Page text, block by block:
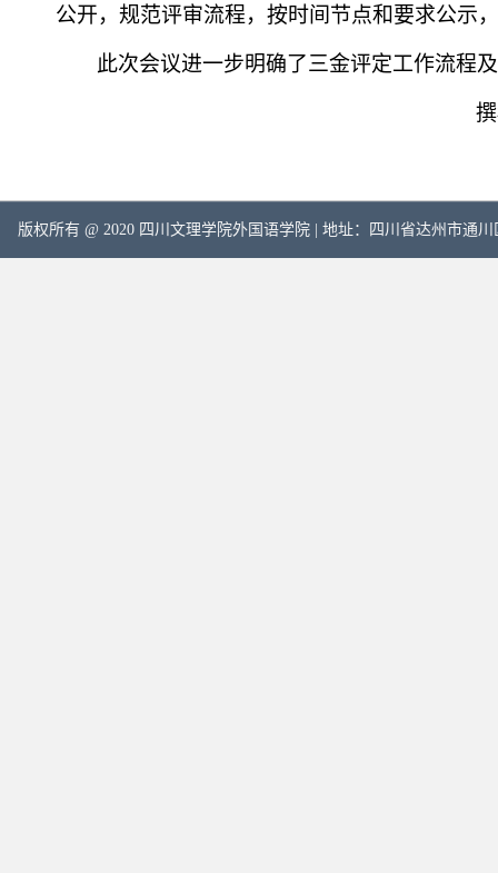
公开，规范评审流程，按时间节点和要求公示
此次会议进一步明确了三金评定工作流程
版权所有 @ 2020 四川文理学院外国语学院 | 地址：四川省达州市通